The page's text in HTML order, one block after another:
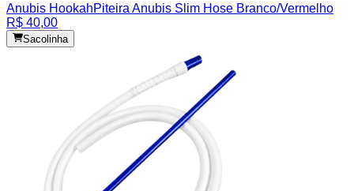
Anubis HookahPiteira Anubis Slim Hose Branco/Vermelho
R$ 40,00
Sacolinha